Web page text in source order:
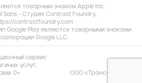
товарным знаком Apple Inc.
Sans - Студия Contrast Foundry,
contrastfoundry.com
Google Play являются товарными знаками
Google LLC.
сервис
иных услуг,
0+
ООО «Транс-Миссия»